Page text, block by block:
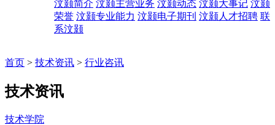
汶颢简介 汶颢主营业务 汶颢动态 汶颢大事记 汶颢
荣誉 汶颢专业能力 汶颢电子期刊 汶颢人才招聘 联
系汶颢
首页 > 技术资讯 > 行业咨讯
技术资讯
技术学院